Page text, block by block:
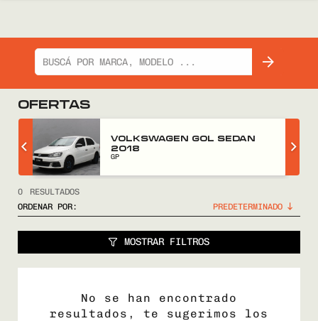
OFERTAS
VOLKSWAGEN GOL SEDAN
2018
GP
0
RESULTADOS
ORDENAR POR:
MOSTRAR FILTROS
No se han encontrado
resultados, te sugerimos los